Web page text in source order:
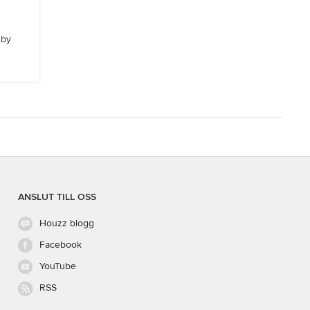
ANSLUT TILL OSS
Houzz blogg
Facebook
YouTube
RSS